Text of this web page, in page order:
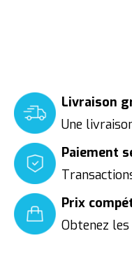
Livraison
Une
Paiement
Prix
Obtenez